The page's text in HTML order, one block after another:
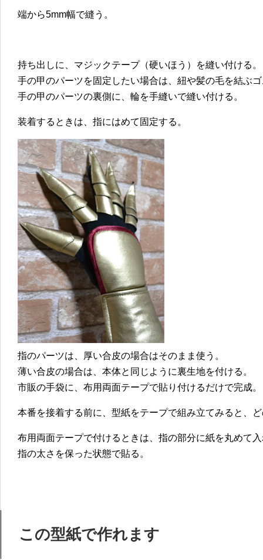
端から5mm幅で縫う。
持ち出しに、マジックテープ（硬いほう）を縫い付ける。
手の甲のパーツを固定したい場合は、紐や髪の毛を結ぶ
手の甲のパーツの裏側に、輪を手縫いで縫い付ける。
装着するときは、指にはめて固定する。
指のパーツは、厚い合皮の場合はそのまま使う。
薄い合皮の場合は、本体と同じように裏生地を付ける。
市販の手袋に、布用両面テープで貼り付けるだけで完成。
本番を接着する前に、型紙をテープで組み立てみると、
布用両面テープで付けるときは、指の部分に紙を丸めて
指の太さを保った状態で貼る。
この型紙で作れます